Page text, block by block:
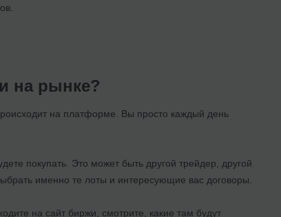
на рынке?
на платформе. Вы просто каждый день
покупать. Это может быть другой трейдер, другой
именно те лоты и интересующие вас договоры.
на сайт биржи, смотрите, какие там будут